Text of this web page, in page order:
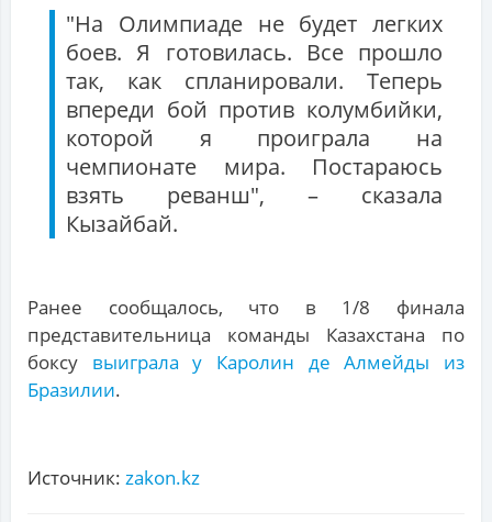
"На Олимпиаде не будет легких
боев. Я готовилась. Все прошло
так, как спланировали. Теперь
впереди бой против колумбийки,
которой я проиграла на
чемпионате мира. Постараюсь
взять реванш", – сказала
Кызайбай.
Ранее сообщалось, что в 1/8 финала
представительница команды Казахстана по
боксу выиграла у Каролин де Алмейды из
Бразилии.
Источник: zakon.kz